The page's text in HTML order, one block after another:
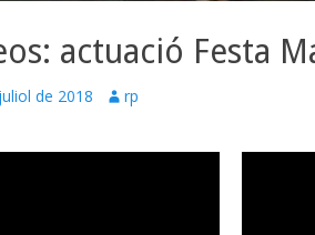
actuació Festa
de 2018 rp